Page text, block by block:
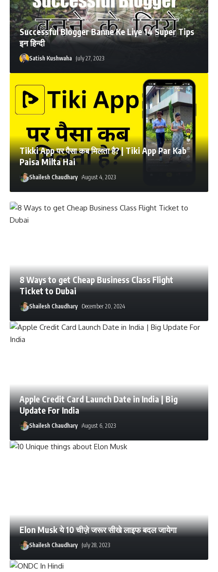
Successful Blogger Banne Ke Liye 14 Super Tips
इन हिन्दी
Satish Kushwaha July 27, 2023
Tikki App पर पैसा कब मिलता है? | Tiki App Par Kab
Paisa Milta Hai
Shailesh Chaudhary August 4, 2023
8 Ways to get Cheap Business Class Flight
Ticket to Dubai
Shailesh Chaudhary December 20, 2024
Apple Credit Card Launch Date in India | Big
Update For India
Shailesh Chaudhary August 6, 2023
Elon Musk ये 10 चीज़े जरूर सीखे लाइफ बदल जायेगा
Shailesh Chaudhary July 28, 2023